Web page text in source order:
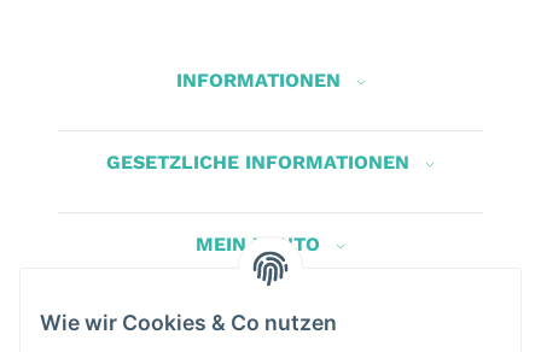
INFORMATIONEN
GESETZLICHE INFORMATIONEN
MEIN KONTO
Herbis Anglerladen
Wie wir Cookies & Co nutzen